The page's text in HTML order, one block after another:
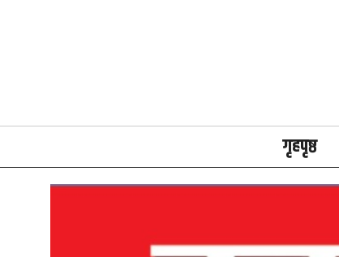
गृहपृष्ठ